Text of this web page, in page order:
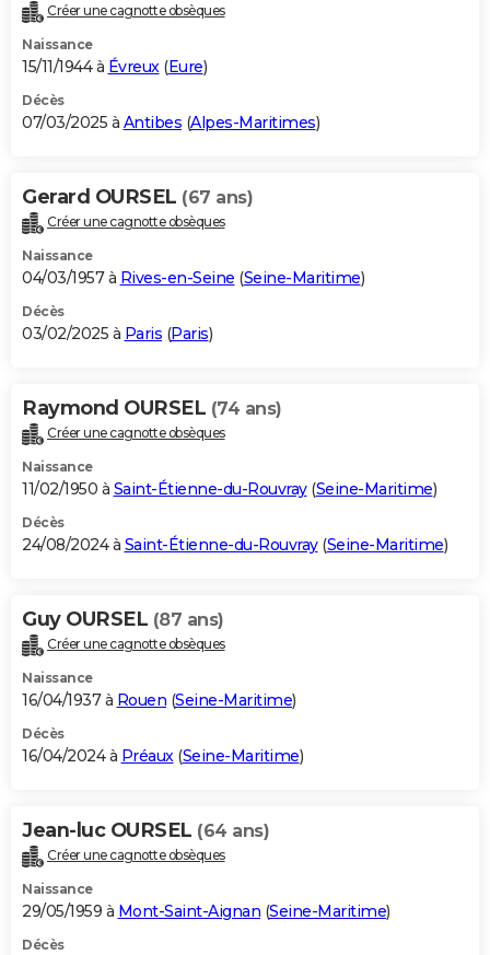
Créer une cagnotte obsèques
Naissance
15/11/1944 à Évreux(Eure)
Décès
07/03/2025 à Antibes (Alpes-Maritimes)
Gerard OURSEL (67 ans)
Créer une cagnotte obsèques
Naissance
04/03/1957 à Rives-en-Seine (Seine-Maritime)
Décès
03/02/2025 à Paris (Paris)
Raymond OURSEL (74 ans)
Créer une cagnotte obsèques
Naissance
11/02/1950 à Saint-Étienne-du-Rouvray(Seine-Maritime)
Décès
24/08/2024 à Saint-Étienne-du-Rouvray(Seine-Maritime)
Guy OURSEL (87 ans)
Créer une cagnotte obsèques
Naissance
16/04/1937 à Rouen (Seine-Maritime)
Décès
16/04/2024 à Préaux(Seine-Maritime)
Jean-luc OURSEL (64 ans)
Créer une cagnotte obsèques
Naissance
29/05/1959 à Mont-Saint-Aignan (Seine-Maritime)
Décès